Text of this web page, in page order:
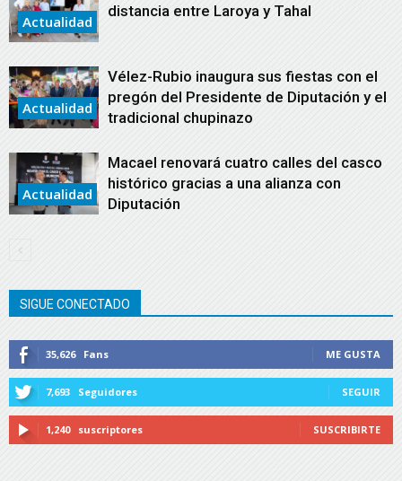
Actualidad
distancia entre Laroya y Tahal
Actualidad
Vélez-Rubio inaugura sus fiestas con el
pregón del Presidente de Diputación y el
tradicional chupinazo
Actualidad
Macael renovará cuatro calles del casco
histórico gracias a una alianza con
Diputación
SIGUE CONECTADO
35,626 Fans ME GUSTA
7,693 Seguidores SEGUIR
1,240 suscriptores SUSCRIBIRTE